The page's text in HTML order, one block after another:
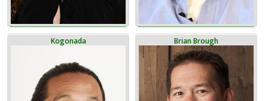
Kogonada Brian Brough